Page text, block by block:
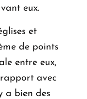
eux.
et
de points
entre eux,
rapport avec
a bien des